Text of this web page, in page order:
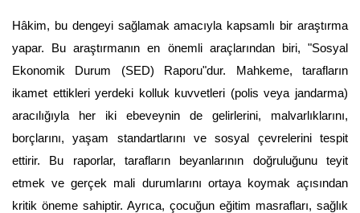
Hâkim, bu dengeyi sağlamak amacıyla kapsamlı bir araştırma
yapar. Bu araştırmanın en önemli araçlarından biri, "Sosyal
Ekonomik Durum (SED) Raporu"dur. Mahkeme, tarafların
ikamet ettikleri yerdeki kolluk kuvvetleri (polis veya jandarma)
aracılığıyla her iki ebeveynin de gelirlerini, malvarlıklarını,
borçlarını, yaşam standartlarını ve sosyal çevrelerini tespit
ettirir. Bu raporlar, tarafların beyanlarının doğruluğunu teyit
etmek ve gerçek mali durumlarını ortaya koymak açısından
kritik öneme sahiptir. Ayrıca, çocuğun eğitim masrafları, sağlık